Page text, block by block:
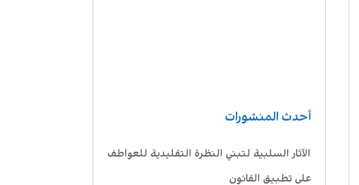
أحدث المنشورات
الآثار السلبية لتبني النظرة التقليدية للعواطف
على تطبيق القانون